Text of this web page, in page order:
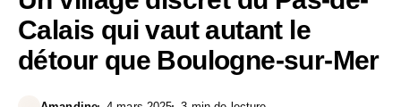
Calais qui vaut autant le
détour que Boulogne-sur-Mer